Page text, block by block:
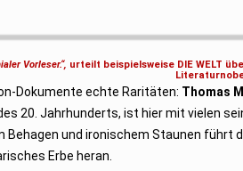
Vorleser.“, urteilt beispielsweise DIE WELT
Dokumente echte Raritäten: Thomas
20. Jahrhunderts, ist hier mit vielen
Behagen und ironischem Staunen
Erbe heran.